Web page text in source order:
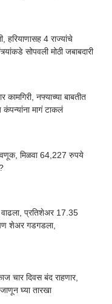
हरियाणासह 4 राज्यांचे
सोपवली मोठी जबाबदारी
कामगिरी, नफ्याच्या बाबतीत
मागं टाकलं
मिळवा 64,227 रुपये
प्रतिशेअर 17.35
शेअर गडगडला,
चार दिवस बंद राहणार,
घ्या तारखा